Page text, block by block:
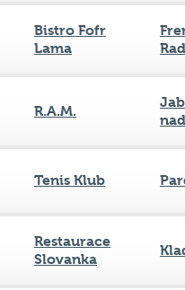
Bistro Fofr
Lama
R.A.M.
Tenis Klub
Restaurace
Slovanka